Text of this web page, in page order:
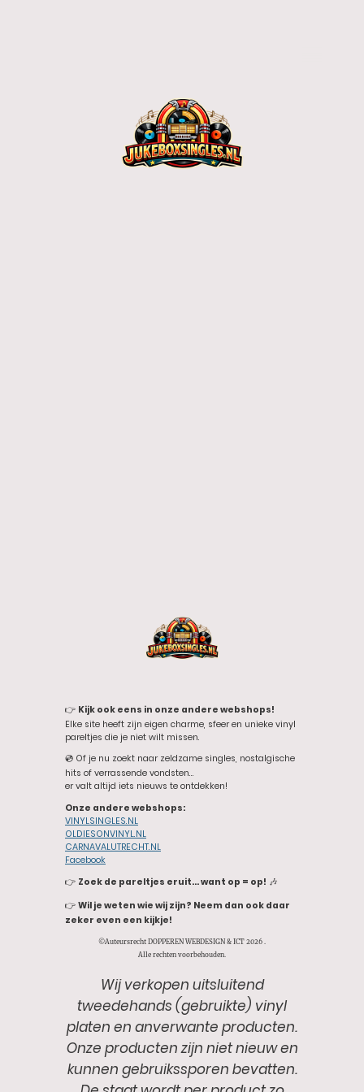
👉 Kijk ook eens in onze andere webshops!
Elke site heeft zijn eigen charme, sfeer en unieke vinyl
pareltjes die je niet wilt missen.
💿 Of je nu zoekt naar zeldzame singles, nostalgische
hits of verrassende vondsten…
er valt altijd iets nieuws te ontdekken!
Onze andere webshops:
VINYLSINGLES.NL
OLDIESONVINYL.NL
CARNAVALUTRECHT.NL
Facebook
👉 Zoek de pareltjes eruit… want op = op! 🎶
👉 Wil je weten wie wij zijn? Neem dan ook daar
zeker even een kijkje!
©Auteursrecht DOPPEREN WEBDESIGN & ICT 2026 .
Alle rechten voorbehouden.
Wij verkopen uitsluitend
tweedehands (gebruikte) vinyl
platen en anverwante producten.
Onze producten zijn niet nieuw en
kunnen gebruikssporen bevatten.